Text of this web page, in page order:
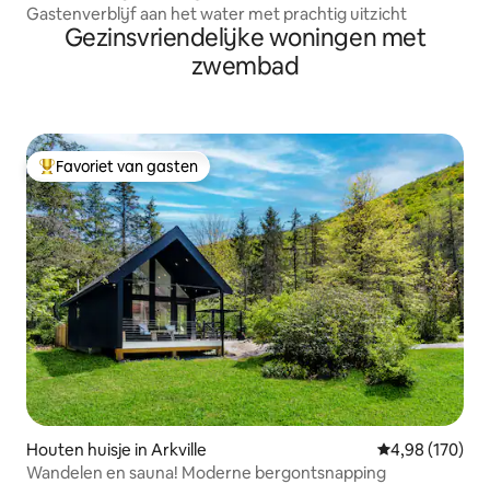
Gastenverblijf aan het water met prachtig uitzicht
Gezinsvriendelijke woningen met
zwembad
Topfavoriet van gasten
Favoriet van gasten
Houten huisje in Arkville Gemiddelde
4,98 (170)
Wandelen en sauna! Moderne bergontsnapping